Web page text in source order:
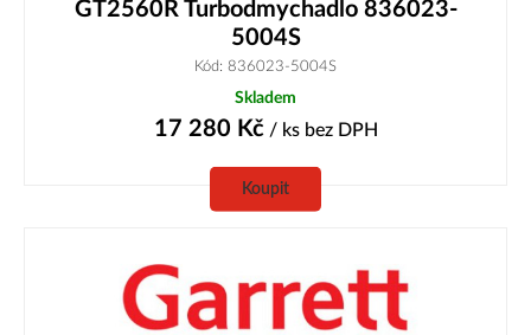
GT2560R Turbodmychadlo 836023-
5004S
Kód: 836023-5004S
Skladem
17 280 Kč/ ks bez DPH
Koupit